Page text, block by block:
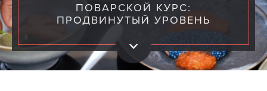
ПОВАРСКОЙ КУРС:
ПРОДВИНУТЫЙ УРОВЕНЬ